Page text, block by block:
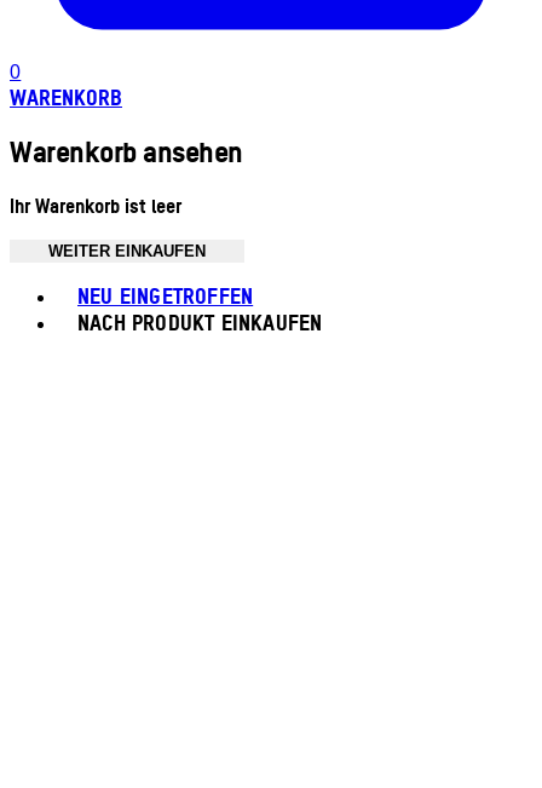
0
WARENKORB
Warenkorb ansehen
Ihr Warenkorb ist leer
WEITER EINKAUFEN
NEU EINGETROFFEN
NACH PRODUKT EINKAUFEN